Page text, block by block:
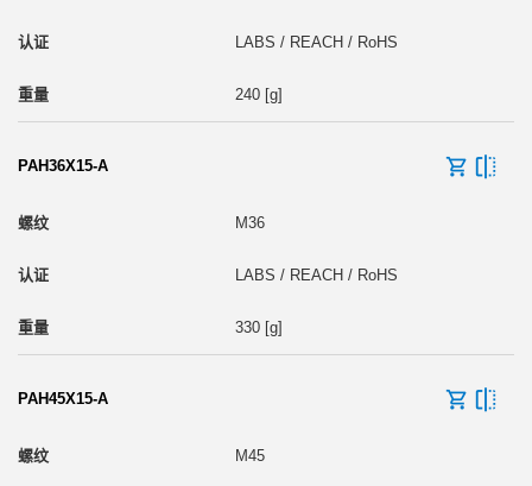
LABS / REACH / RoHS
240 [g]
PAH36X15-A
M36
LABS / REACH / RoHS
330 [g]
PAH45X15-A
M45